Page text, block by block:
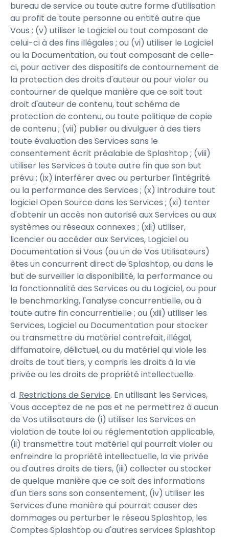
bureau de service ou toute autre forme d'utilisation
au profit de toute personne ou entité autre que
Vous ; (v) utiliser le Logiciel ou tout composant de
celui-ci à des fins illégales ; ou (vi) utiliser le Logiciel
ou la Documentation, ou tout composant de celle-
ci, pour activer des dispositifs de contournement de
la protection des droits d'auteur ou pour violer ou
contourner de quelque manière que ce soit tout
droit d'auteur de contenu, tout schéma de
protection de contenu, ou toute politique de copie
de contenu ; (vii) publier ou divulguer à des tiers
toute évaluation des Services sans le
consentement écrit préalable de Splashtop ; (viii)
utiliser les Services à toute autre fin que son but
prévu ; (ix) interférer avec ou perturber l'intégrité
ou la performance des Services ; (x) introduire tout
logiciel Open Source dans les Services ; (xi) tenter
d'obtenir un accès non autorisé aux Services ou aux
systèmes ou réseaux connexes ; (xii) utiliser,
licencier ou accéder aux Services, Logiciel ou
Documentation si Vous (ou un de Vos Utilisateurs)
êtes un concurrent direct de Splashtop, ou dans le
but de surveiller la disponibilité, la performance ou
la fonctionnalité des Services ou du Logiciel, ou pour
le benchmarking, l'analyse concurrentielle, ou à
toute autre fin concurrentielle ; ou (xiii) utiliser les
Services, Logiciel ou Documentation pour stocker
ou transmettre du matériel contrefait, illégal,
diffamatoire, délictuel, ou du matériel qui viole les
droits de tout tiers, y compris les droits à la vie
privée ou les droits de propriété intellectuelle.
d. Restrictions de Service. En utilisant les Services,
Vous acceptez de ne pas et ne permettrez à aucun
de Vos utilisateurs de (i) utiliser les Services en
violation de toute loi ou réglementation applicable,
(ii) transmettre tout matériel qui pourrait violer ou
enfreindre la propriété intellectuelle, la vie privée
ou d'autres droits de tiers, (iii) collecter ou stocker
de quelque manière que ce soit des informations
d'un tiers sans son consentement, (iv) utiliser les
Services d'une manière qui pourrait causer des
dommages ou perturber le réseau Splashtop, les
Comptes Splashtop ou d'autres services Splashtop